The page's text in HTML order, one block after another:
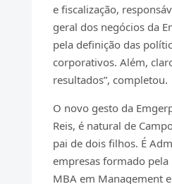
e fiscalização,
geral dos negócios da
pela definição das
corporativos. Além,
resultados”, completou.
O novo gesto da
Reis, é natural de
pai de dois filhos. É
empresas formado pela
MBA em Management